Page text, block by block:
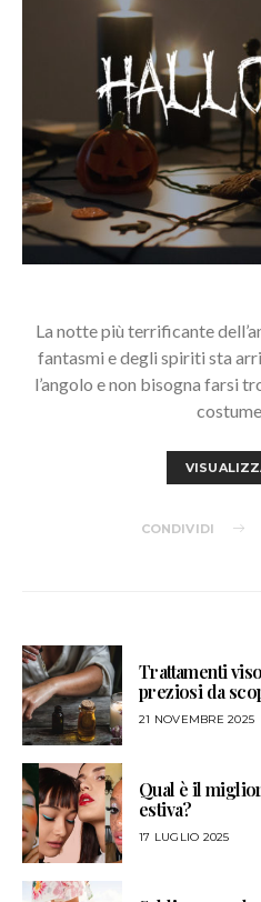
La notte più terrificante
fantasmi e degli spiriti sta
l’angolo e non bisogna farsi
costume
CONDIVIDI
Trattamenti
preziosi da
21 NOVEMBRE 2025
Qual è il
estiva?
17 LUGLIO 2025